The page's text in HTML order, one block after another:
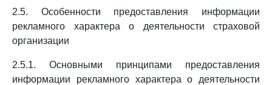
2.5. Особенности предоставления информации
рекламного характера о деятельности страховой
организации
2.5.1. Основными принципами предоставления
информации рекламного характера о деятельности